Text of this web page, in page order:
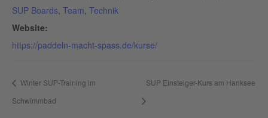
SUP Boards, Team, Technik
Website:
https://paddeln-macht-spass.de/kurse/
Winter SUP-Training im
Schwimmbad
SUP Einsteiger-Kurs am Hariksee